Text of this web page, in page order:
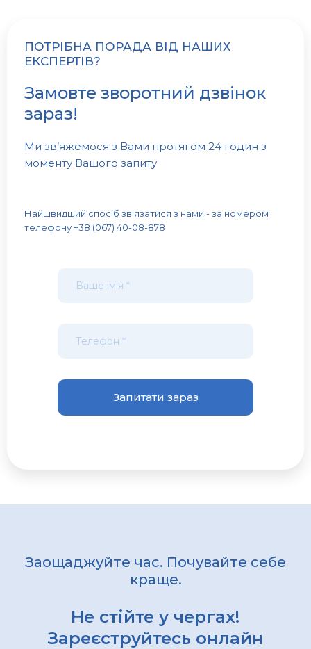
ПОТРІБНА ПОРАДА ВІД НАШИХ
ЕКСПЕРТІВ?
Замовте зворотний дзвінок
зараз!
Ми зв’яжемося з Вами протягом 24 годин з
моменту Вашого запиту
Найшвидший спосіб зв'язатися з нами - за номером
телефону +38 (067) 40-08-878
Заощаджуйте час. Почувайте себе
краще.
Не стійте у чергах!
Зареєструйтесь онлайн